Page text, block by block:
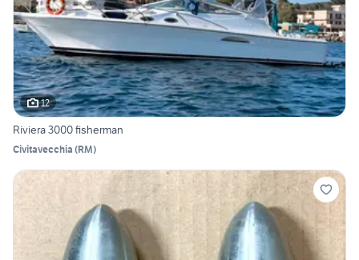
12
Riviera 3000 fisherman
Civitavecchia (RM)